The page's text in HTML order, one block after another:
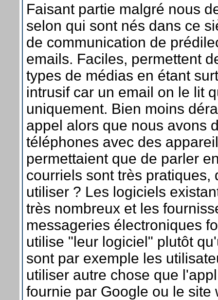
Faisant partie malgré nous
selon qui sont nés dans ce
de communication de
emails. Faciles, permettent
types de médias en étant
intrusif car un email on le lit
uniquement. Bien moins
appel alors que nous avons
téléphones avec des
permettaient que de parler
courriels sont très pratiques,
utiliser ? Les logiciels
très nombreux et les
messageries électroniques
utilise "leur logiciel" plutôt
sont par exemple les
utiliser autre chose que
fournie par Google ou le site